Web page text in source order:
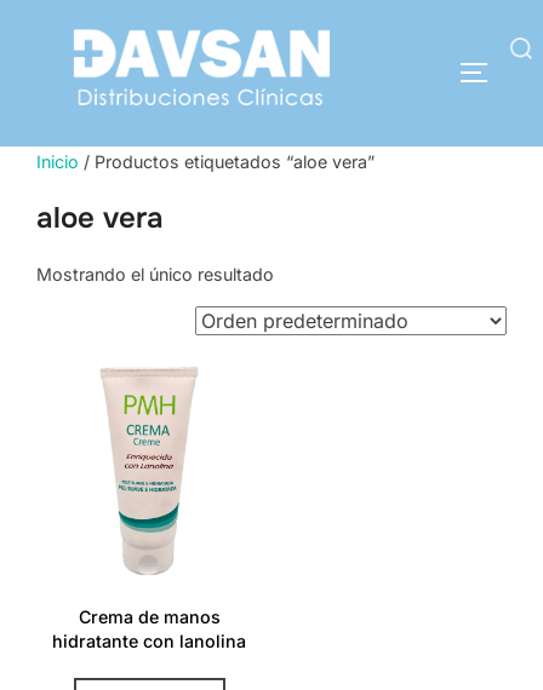
contenido
Buscar:
Inicio / Productos etiquetados “aloe vera”
aloe vera
Mostrando el único resultado
Crema de manos
hidratante con lanolina